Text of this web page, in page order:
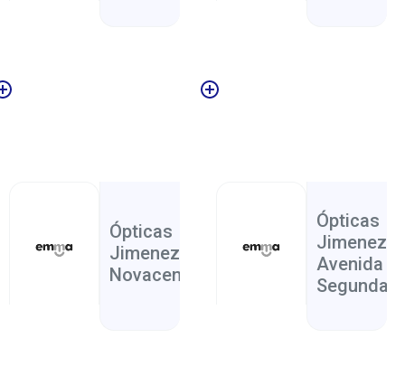
Ópticas
Jimenez
Novacentro
Ópticas
Jimenez
Avenida
Segunda